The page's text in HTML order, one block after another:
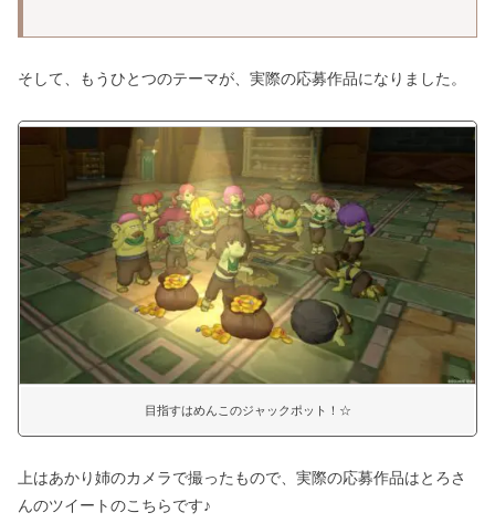
そして、もうひとつのテーマが、実際の応募作品になりました。
目指すはめんこのジャックポット！☆
上はあかり姉のカメラで撮ったもので、実際の応募作品はとろさ
んのツイートのこちらです♪